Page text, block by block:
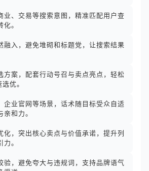
业、交易等搜索意图，精准匹配用户查
。
融入，避免堆砌和标题党，让搜索结果
方案，配套行动号召与卖点亮点，轻松
优。
企业官网等场景，话术随目标受众自适
和力。
化，突出核心卖点与价值承诺，提升列
。
验，避免夸大与违规词，支持品牌语气